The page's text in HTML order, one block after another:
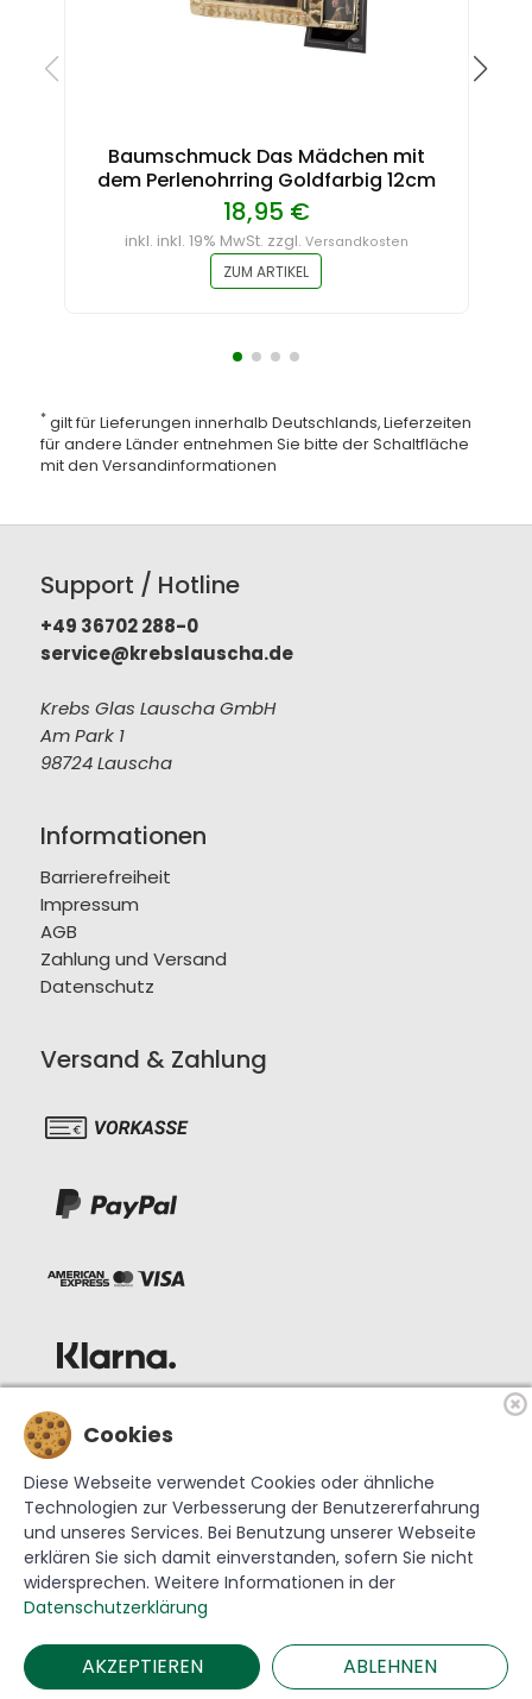
Baumschmuck Das Mädchen mit
dem Perlenohrring Goldfarbig 12cm
18,95 €
inkl. inkl. 19% MwSt. zzgl. Versandkosten
ZUM ARTIKEL
*gilt für Lieferungen innerhalb Deutschlands, Lieferzeiten
für andere Länder entnehmen Sie bitte der Schaltfläche
mit den Versandinformationen
Support / Hotline
+49 36702 288-0
service@krebslauscha.de
Krebs Glas Lauscha GmbH
Am Park 1
98724 Lauscha
Informationen
Barrierefreiheit
Impressum
AGB
Zahlung und Versand
Datenschutz
Versand & Zahlung
© 2026 Krebs Glas Lauscha GmbH
Cookies
Diese Webseite verwendet Cookies oder ähnliche
Technologien zur Verbesserung der Benutzererfahrung
und unseres Services. Bei Benutzung unserer Webseite
erklären Sie sich damit einverstanden, sofern Sie nicht
widersprechen. Weitere Informationen in der
Datenschutzerklärung
AKZEPTIEREN ABLEHNEN